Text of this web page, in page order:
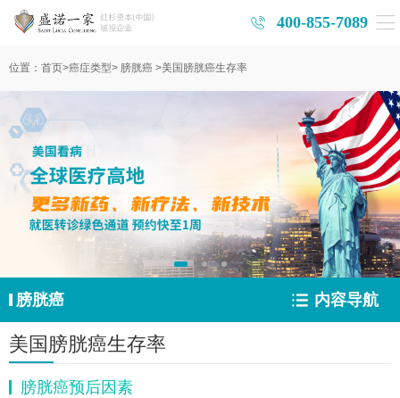
400-855-7089
位置： 首页>癌症类型> 膀胱癌 >美国膀胱癌生存率
膀胱癌 内容导航
美国膀胱癌生存率
膀胱癌预后因素